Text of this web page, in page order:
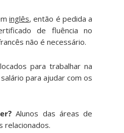
inglês, então é pedida a
de fluência no
não é necessário.
para trabalhar na
para ajudar com os
Alunos das áreas de
relacionados.